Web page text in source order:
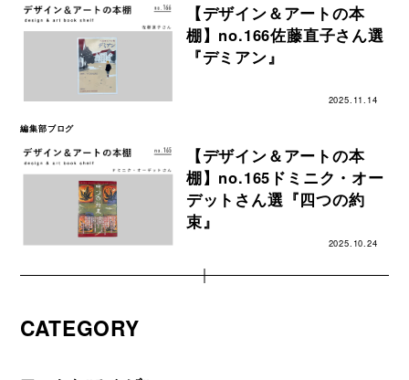
【デザイン＆アートの本
棚】no.166佐藤直子さん選
『デミアン』
2025.11.14
編集部ブログ
【デザイン＆アートの本
棚】no.165ドミニク・オー
デットさん選『四つの約
束』
2025.10.24
CATEGORY